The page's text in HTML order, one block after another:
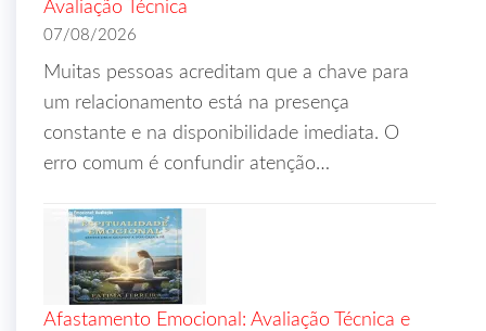
Avaliação Técnica
07/08/2026
Muitas pessoas acreditam que a chave para
um relacionamento está na presença
constante e na disponibilidade imediata. O
erro comum é confundir atenção…
Afastamento Emocional: Avaliação Técnica e